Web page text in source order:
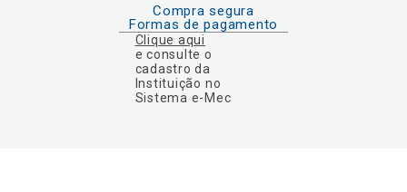
Compra segura
Formas de pagamento
Clique aqui
e consulte o
cadastro da
Instituição no
Sistema e-Mec